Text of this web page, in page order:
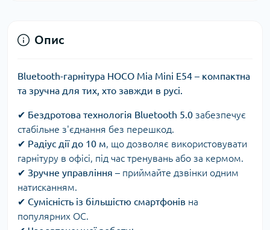
Опис
Bluetooth-гарнітура HOCO Mia Mini E54 – компактна
та зручна для тих, хто завжди в русі.
✔ Бездротова технологія Bluetooth 5.0 забезпечує
стабільне з'єднання без перешкод.
✔ Радіус дії до 10 м, що дозволяє використовувати
гарнітуру в офісі, під час тренувань або за кермом.
✔ Зручне управління – приймайте дзвінки одним
натисканням.
✔ Сумісність із більшістю смартфонів на
популярних ОС.